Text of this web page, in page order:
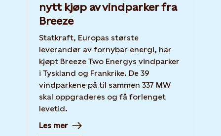
nytt kjøp av vindparker fra
Breeze
Statkraft, Europas største
leverandør av fornybar energi, har
kjøpt Breeze Two Energys vindparker
i Tyskland og Frankrike. De 39
vindparkene på til sammen 337 MW
skal oppgraderes og få forlenget
levetid.
Les mer